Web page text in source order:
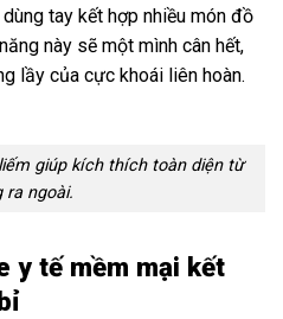
tay kết hợp nhiều món đồ
này sẽ một mình cân hết,
lầy của cực khoái liên hoàn.
giúp kích thích toàn diện từ
ra ngoài.
y tế mềm mại kết